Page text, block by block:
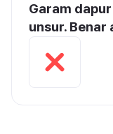
Garam
unsur. Benar